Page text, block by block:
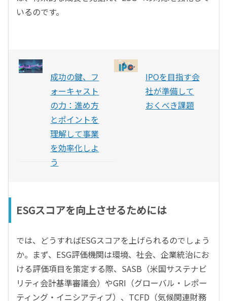
いるのです。
成功の鍵、フ
ォーキャスト
の力：進め方
とポイントを
理解して事業
を効率化しよ
う
IPOを目指す会
社が準備して
おくべき課題
ESGスコアを向上させるためには
では、どうすればESGスコアを上げられるのでしょう
か。まず、ESG評価機関は環境、社会、企業統治にお
ける評価項目を策定する際、SASB（米国サステナビ
リティ会計基準審議会）やGRI（グローバル・レポー
ティング・イニシアティブ）、TCFD（気候関連財務